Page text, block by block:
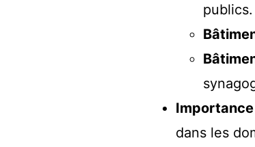
publics.
Importance
dans les